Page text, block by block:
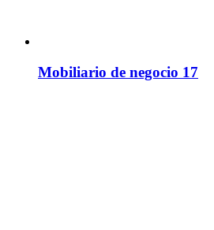
Mobiliario de negocio 17